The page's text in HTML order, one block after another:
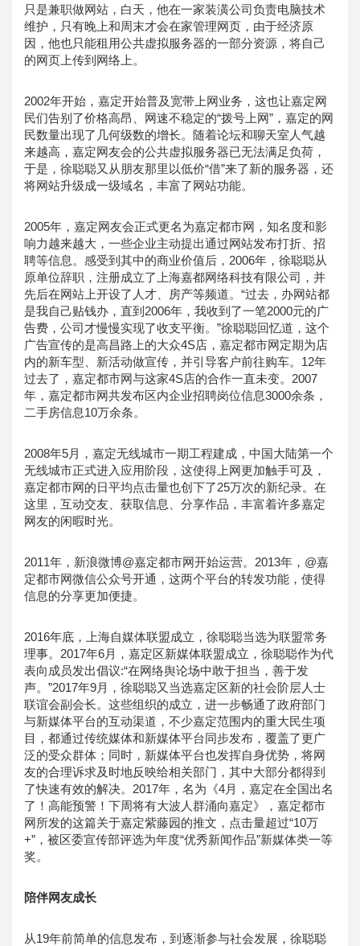
只是兼职做网站，白天，他在一家装潢公司负责电脑技术
维护，只有晚上和周末才会在家管理网页，由于经济原
因，他也只能租用公共虚拟服务器的一部分资源，将自己
的网页上传到网络上。
2002年开始，嘉定开始普及宽带上网业务，这也让嘉定网
民们告别了价格高昂、网速不稳定的“拨号上网”，嘉定的网
民数量出现了几何级数的增长。随着论坛和聊天室人气越
来越高，嘉定网友会的公共虚拟服务器已无法满足负荷，
于是，徐聪聪又从朋友那里以低价“借”来了新的服务器，还
将网站升级成一级域名，丰富了网站功能。
2005年，嘉定网友会正式更名为嘉定都市网，知名度和影
响力越来越大，一些企业主动提出通过网站发布打折、招
聘等信息。感受到其中的商业价值后，2006年，徐聪聪从
原单位辞职，注册成立了上海嘉都网络科技有限公司，并
先后在网站上开设了人才、房产等频道。“过去，办网站都
是我自己贴钱办，直到2006年，我收到了一笔2000元的广
告费，公司才慢慢实现了收支平衡。”徐聪聪回忆道，这个
广告宣传的是高昌路上的大众4S店，嘉定都市网定期为店
内的新车型、新活动做宣传，并引导客户前往购车。12年
过去了，嘉定都市网与这家4S店的合作一直未变。2007
年，嘉定都市网共发布区内企业招聘岗位信息3000余条，
二手房信息10万余条。
2008年5月，嘉定无线城市一期工程建成，中国大陆第一个
无线城市正式进入应用阶段，这使得上网更加触手可及，
嘉定都市网的日平均点击量也创下了25万次的新纪录。在
这里，互动交友、获取信息、分享作品，丰富着许多嘉定
网友的闲暇时光。
2011年，新浪微博@嘉定都市网开始运营。2013年，@嘉
定都市网微信公众号开通，这两个平台的转发功能，使得
信息的分享更加便捷。
2016年底，上海自媒体联盟成立，徐聪聪当选为联盟常务
理事。2017年6月，嘉定区新媒体联盟成立，徐聪聪作为代
表向成员发出倡议:“在网络舆论场中敢于担当，善于发
声。”2017年9月，徐聪聪又当选嘉定区新的社会阶层人士
联谊会副会长。这些组织的成立，进一步畅通了政府部门
与新媒体平台的互动渠道，不少嘉定范围内的重大民生项
目，都通过传统媒体和新媒体平台同步发布，覆盖了更广
泛的受众群体；同时，新媒体平台也发挥自身优势，将网
友的合理诉求及时地反映给相关部门，其中大部分都得到
了快速有效的解决。2017年，名为《4月，嘉定在全国出名
了！高能预警！下周将有大波人群涌向嘉定》，嘉定都市
网所发的这篇关于嘉定紫藤园的推文，点击量超过“10万
+”，被区委宣传部评选为年度“优秀新闻作品”新媒体类一等
奖。
陪伴网友成长
从19年前简单的信息发布，到逐渐参与社会发展，徐聪聪